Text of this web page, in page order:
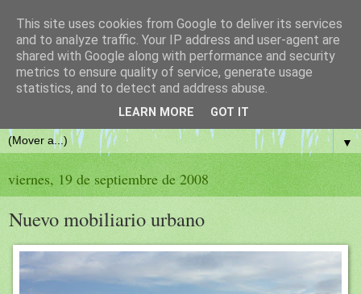
El blog de casaseca.es
Viajeros, seguid al día las novedades de Casaseca de Campeán,
▼
viernes, 19 de septiembre de 2008
Nuevo mobiliario urbano
This site uses cookies from Google to deliver its services
and to analyze traffic. Your IP address and user-agent are
shared with Google along with performance and security
metrics to ensure quality of service, generate usage
statistics, and to detect and address abuse.
LEARN MORE GOT IT